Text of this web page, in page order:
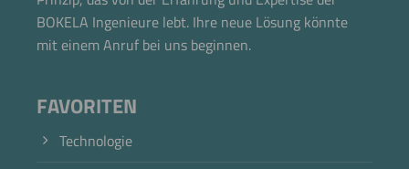
BOKELA Ingenieure lebt. Ihre neue Lösung könnte
mit einem Anruf bei uns beginnen.
FAVORITEN
Technologie